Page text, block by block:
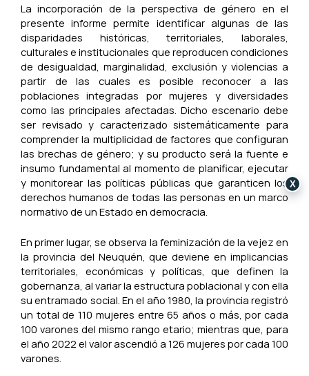
La incorporación de la perspectiva de género en el
presente informe permite identificar algunas de las
disparidades históricas, territoriales, laborales,
culturales e institucionales que reproducen condiciones
de desigualdad, marginalidad, exclusión y violencias a
partir de las cuales es posible reconocer a las
poblaciones integradas por mujeres y diversidades
como las principales afectadas. Dicho escenario debe
ser revisado y caracterizado sistemáticamente para
comprender la multiplicidad de factores que configuran
las brechas de género; y su producto será la fuente e
insumo fundamental al momento de planificar, ejecutar
y monitorear las políticas públicas que garanticen los
derechos humanos de todas las personas en un marco
normativo de un Estado en democracia.
En primer lugar, se observa la feminización de la vejez en
la provincia del Neuquén, que deviene en implicancias
territoriales, económicas y políticas, que definen la
gobernanza, al variar la estructura poblacional y con ella
su entramado social. En el año 1980, la provincia registró
un total de 110 mujeres entre 65 años o más, por cada
100 varones del mismo rango etario; mientras que, para
el año 2022 el valor ascendió a 126 mujeres por cada 100
varones.
X